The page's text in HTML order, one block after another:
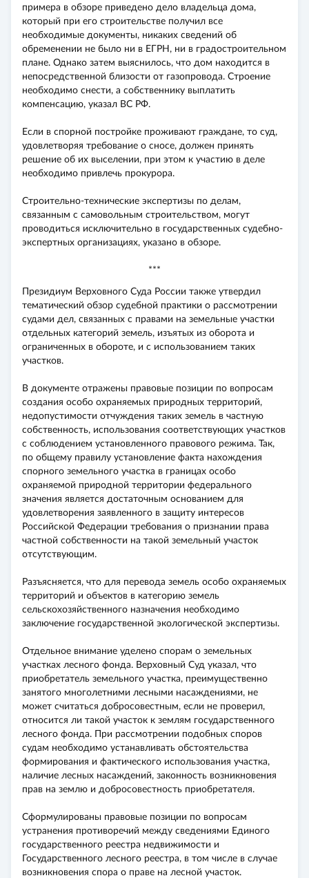
примера в обзоре приведено дело владельца дома,
который при его строительстве получил все
необходимые документы, никаких сведений об
обременении не было ни в ЕГРН, ни в градостроительном
плане. Однако затем выяснилось, что дом находится в
непосредственной близости от газопровода. Строение
необходимо снести, а собственнику выплатить
компенсацию, указал ВС РФ.
Если в спорной постройке проживают граждане, то суд,
удовлетворяя требование о сносе, должен принять
решение об их выселении, при этом к участию в деле
необходимо привлечь прокурора.
Строительно-технические экспертизы по делам,
связанным с самовольным строительством, могут
проводиться исключительно в государственных судебно-
экспертных организациях, указано в обзоре.
***
Президиум Верховного Суда России также утвердил
тематический обзор судебной практики о рассмотрении
судами дел, связанных с правами на земельные участки
отдельных категорий земель, изъятых из оборота и
ограниченных в обороте, и с использованием таких
участков.
В документе отражены правовые позиции по вопросам
создания особо охраняемых природных территорий,
недопустимости отчуждения таких земель в частную
собственность, использования соответствующих участков
с соблюдением установленного правового режима. Так,
по общему правилу установление факта нахождения
спорного земельного участка в границах особо
охраняемой природной территории федерального
значения является достаточным основанием для
удовлетворения заявленного в защиту интересов
Российской Федерации требования о признании права
частной собственности на такой земельный участок
отсутствующим.
Разъясняется, что для перевода земель особо охраняемых
территорий и объектов в категорию земель
сельскохозяйственного назначения необходимо
заключение государственной экологической экспертизы.
Отдельное внимание уделено спорам о земельных
участках лесного фонда. Верховный Суд указал, что
приобретатель земельного участка, преимущественно
занятого многолетними лесными насаждениями, не
может считаться добросовестным, если не проверил,
относится ли такой участок к землям государственного
лесного фонда. При рассмотрении подобных споров
судам необходимо устанавливать обстоятельства
формирования и фактического использования участка,
наличие лесных насаждений, законность возникновения
прав на землю и добросовестность приобретателя.
Сформулированы правовые позиции по вопросам
устранения противоречий между сведениями Единого
государственного реестра недвижимости и
Государственного лесного реестра, в том числе в случае
возникновения спора о праве на лесной участок.